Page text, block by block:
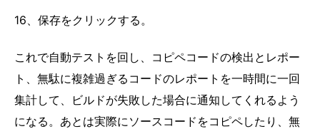
16、保存をクリックする。
これで自動テストを回し、コピペコードの検出とレポー
ト、無駄に複雑過ぎるコードのレポートを一時間に一回
集計して、ビルドが失敗した場合に通知してくれるよう
になる。あとは実際にソースコードをコピペしたり、無